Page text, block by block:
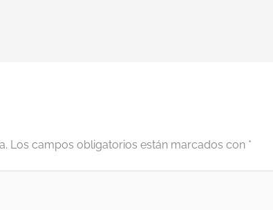
Los campos obligatorios están marcados con *